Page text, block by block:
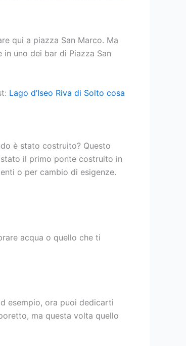
qui a piazza San Marco. Ma
uno dei bar di Piazza San
Lago d’Iseo Riva di Solto cosa
è stato costruito? Questo
il primo ponte costruito in
o per cambio di esigenze.
acqua o quello che ti
esempio, ora puoi dedicarti
ma questa volta quello